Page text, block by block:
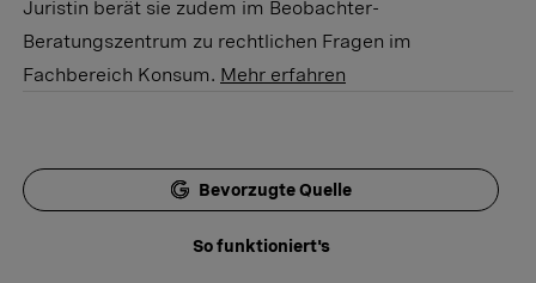
Juristin berät sie zudem im Beobachter-
Beratungszentrum zu rechtlichen Fragen im
Fachbereich Konsum. Mehr erfahren
Bevorzugte Quelle
So funktioniert's